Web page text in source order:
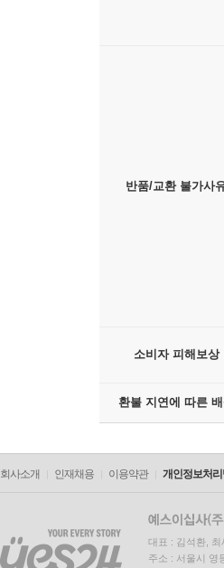
반품/교환 불가사
소비자 피해보상
환불 지연에 따른
회사소개 인재채용 이용약관 개인정보처리
대표 : 김석환, 최
주소 : 서울시 영